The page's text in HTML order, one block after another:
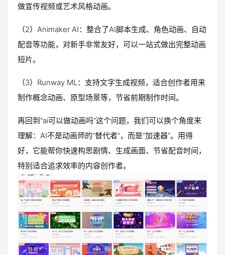
做宣传视频或艺术风格动画。
（2）Animaker AI：整合了AI脚本生成、角色动画、自动
配音等功能，对新手非常友好，可以一站式做出完整动画
短片。
（3）Runway ML：支持文字生成视频，适合创作者用来
制作概念动画、原型场景等，节省前期制作时间。
再回到“ai可以做动画吗”这个问题，我们可以换个角度来
理解：AI不是动画师的“替代者”，而是“加速器”。用得
好，它能帮你快速构思剧情、生成画面、节省配音时间，
特别适合追求效率的内容创作者。